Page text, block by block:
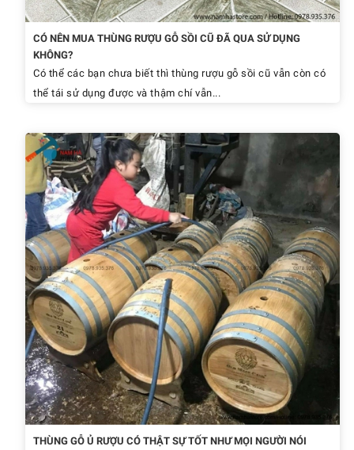
CÓ NÊN MUA THÙNG RƯỢU GỖ SỒI CŨ ĐÃ QUA SỬ DỤNG
KHÔNG?
Có thể các bạn chưa biết thì thùng rượu gỗ sồi cũ vẫn còn có
thể tái sử dụng được và thậm chí vẫn...
THÙNG GỖ Ủ RƯỢU CÓ THẬT SỰ TỐT NHƯ MỌI NGƯỜI NÓI